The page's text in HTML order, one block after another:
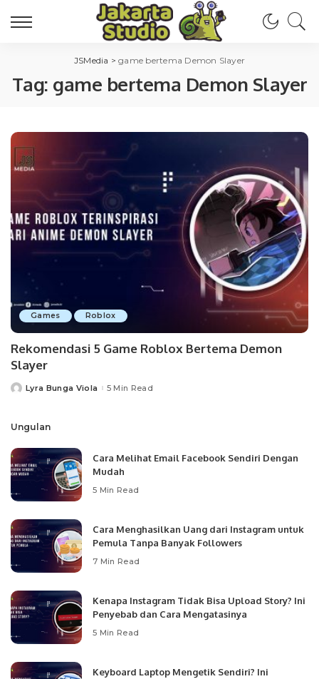
JSMedia >game bertema Demon Slayer
Tag: game bertema Demon Slayer
Games Roblox
Rekomendasi 5 Game Roblox Bertema Demon
Slayer
PostedLyra Bunga Viola 5 Min Read
Ungulan
Cara Melihat Email Facebook Sendiri Dengan
Mudah
5 Min Read
Cara Menghasilkan Uang dari Instagram untuk
Pemula Tanpa Banyak Followers
7 Min Read
Kenapa Instagram Tidak Bisa Upload Story? Ini
Penyebab dan Cara Mengatasinya
5 Min Read
Keyboard Laptop Mengetik Sendiri? Ini